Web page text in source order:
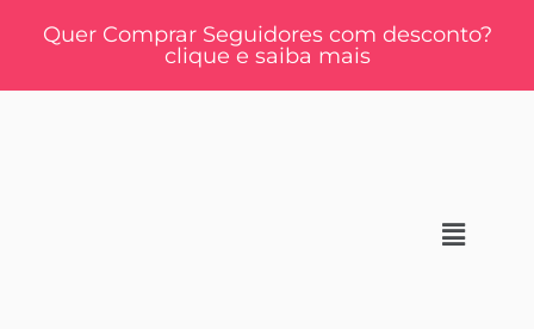
Quer Comprar Seguidores com desconto?
clique e saiba mais